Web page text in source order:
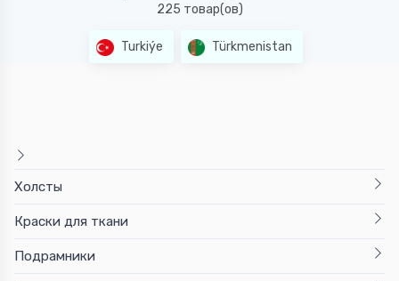
225 товар(ов)
Turkiýe Türkmenistan
Холсты
Краски для ткани
Подрамники